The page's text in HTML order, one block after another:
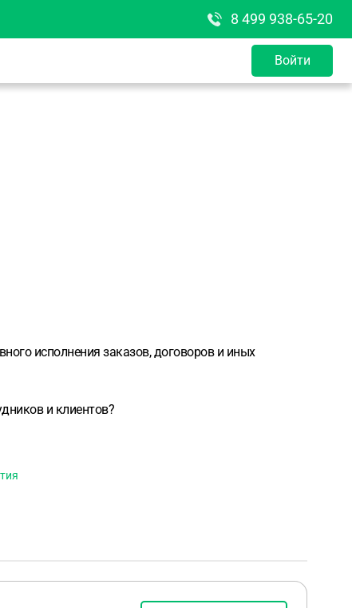
8 499 938-65-20
Войти
исполнения заказов, договоров и иных
и клиентов?